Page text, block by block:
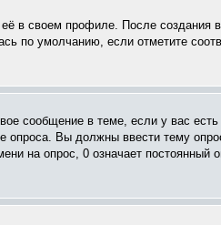
в своем профиле. После создания
по умолчанию, если отметите
сообщение в теме, если у вас
опроса. Вы должны ввести тему
на опрос, 0 означает постоянный